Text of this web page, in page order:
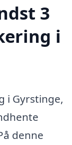
3
i
i Gyrstinge,
denne